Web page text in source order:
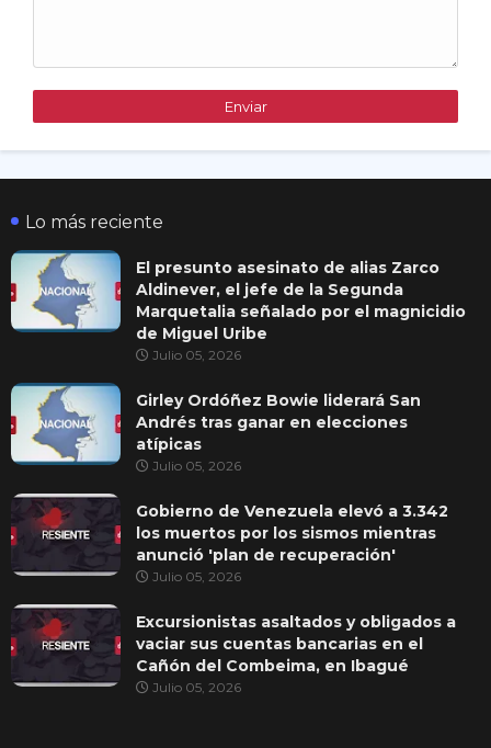
Lo más reciente
El presunto asesinato de alias Zarco
Aldinever, el jefe de la Segunda
Marquetalia señalado por el magnicidio
de Miguel Uribe
Julio 05, 2026
Girley Ordóñez Bowie liderará San
Andrés tras ganar en elecciones
atípicas
Julio 05, 2026
Gobierno de Venezuela elevó a 3.342
los muertos por los sismos mientras
anunció 'plan de recuperación'
Julio 05, 2026
Excursionistas asaltados y obligados a
vaciar sus cuentas bancarias en el
Cañón del Combeima, en Ibagué
Julio 05, 2026